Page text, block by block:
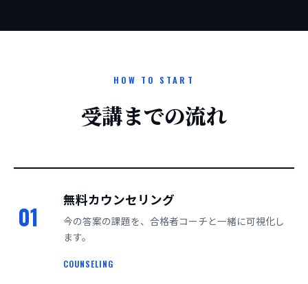
HOW TO START
受講までの流れ
01
無料カウンセリング
今の答案の課題を、合格者コーチと一緒に可視化し
ます。
COUNSELING